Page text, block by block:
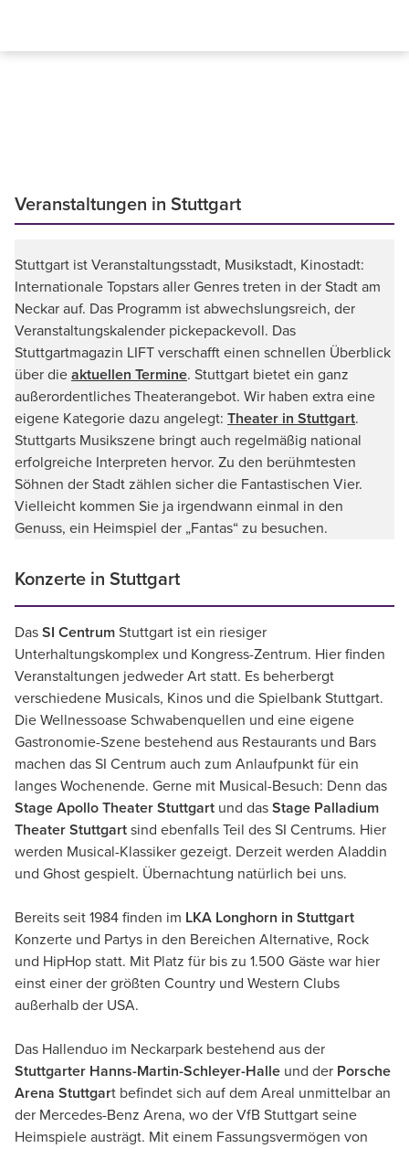
Veranstaltungen in Stuttgart
Stuttgart ist Veranstaltungsstadt, Musikstadt, Kinostadt:
Internationale Topstars aller Genres treten in der Stadt am
Neckar auf. Das Programm ist abwechslungsreich, der
Veranstaltungskalender pickepackevoll. Das
Stuttgartmagazin LIFT verschafft einen schnellen Überblick
über die aktuellen Termine. Stuttgart bietet ein ganz
außerordentliches Theaterangebot. Wir haben extra eine
eigene Kategorie dazu angelegt: Theater in Stuttgart.
Stuttgarts Musikszene bringt auch regelmäßig national
erfolgreiche Interpreten hervor. Zu den berühmtesten
Söhnen der Stadt zählen sicher die Fantastischen Vier.
Vielleicht kommen Sie ja irgendwann einmal in den
Genuss, ein Heimspiel der „Fantas“ zu besuchen.
Konzerte in Stuttgart
Das SI Centrum Stuttgart ist ein riesiger
Unterhaltungskomplex und Kongress-Zentrum. Hier finden
Veranstaltungen jedweder Art statt. Es beherbergt
verschiedene Musicals, Kinos und die Spielbank Stuttgart.
Die Wellnessoase Schwabenquellen und eine eigene
Gastronomie-Szene bestehend aus Restaurants und Bars
machen das SI Centrum auch zum Anlaufpunkt für ein
langes Wochenende. Gerne mit Musical-Besuch: Denn das
Stage Apollo Theater Stuttgart und das Stage Palladium
Theater Stuttgart sind ebenfalls Teil des SI Centrums. Hier
werden Musical-Klassiker gezeigt. Derzeit werden Aladdin
und Ghost gespielt. Übernachtung natürlich bei uns.
Bereits seit 1984 finden im LKA Longhorn in Stuttgart
Konzerte und Partys in den Bereichen Alternative, Rock
und HipHop statt. Mit Platz für bis zu 1.500 Gäste war hier
einst einer der größten Country und Western Clubs
außerhalb der USA.
Das Hallenduo im Neckarpark bestehend aus der
Stuttgarter Hanns-Martin-Schleyer-Halle und der Porsche
Arena Stuttgart befindet sich auf dem Areal unmittelbar an
der Mercedes-Benz Arena, wo der VfB Stuttgart seine
Heimspiele austrägt. Mit einem Fassungsvermögen von